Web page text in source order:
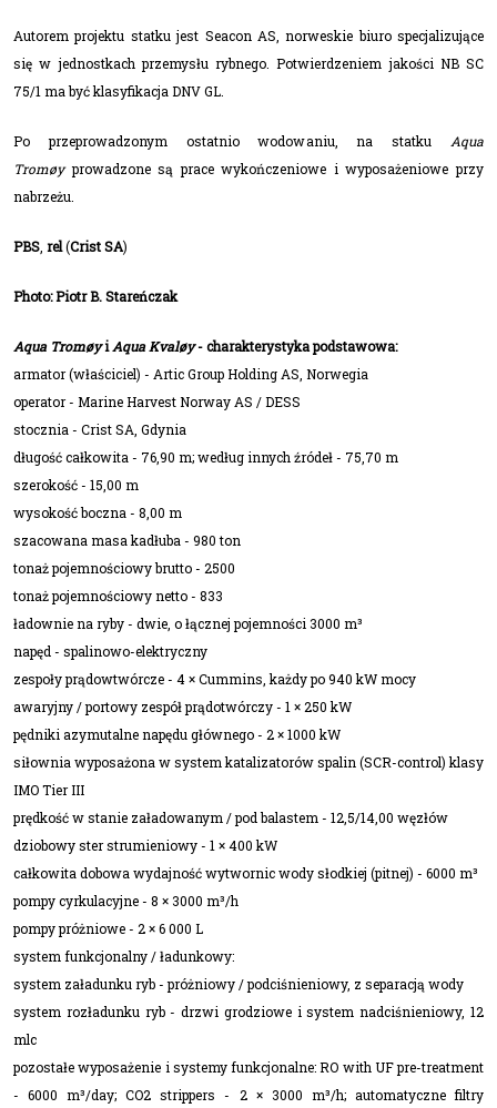
Autorem projektu statku jest Seacon AS, norweskie biuro specjalizujące
się w jednostkach przemysłu rybnego. Potwierdzeniem jakości NB SC
75/1 ma być klasyfikacja DNV GL.
Po przeprowadzonym ostatnio wodowaniu, na statku Aqua
Tromøyprowadzone są prace wykończeniowe i wyposażeniowe przy
nabrzeżu.
PBS rel(Crist SA)
Photo: Piotr B. Stareńczak
Aqua TromøyiAqua Kvaløy- charakterystyka podstawowa:
armator (właściciel) - Artic Group Holding AS, Norwegia
operator - Marine Harvest Norway AS / DESS
stocznia - Crist SA, Gdynia
długość całkowita - 76,90 m; według innych źródeł - 75,70 m
szerokość - 15,00 m
wysokość boczna - 8,00 m
szacowana masa kadłuba - 980 ton
tonaż pojemnościowy brutto - 2500
tonaż pojemnościowy netto - 833
ładownie na ryby - dwie, o łącznej pojemności 3000 m³
napęd - spalinowo-elektryczny
zespoły prądowtwórcze - 4 × Cummins, każdy po 940 kW mocy
awaryjny / portowy zespół prądotwórczy - 1 × 250 kW
pędniki azymutalne napędu głównego - 2 × 1000 kW
siłownia wyposażona w system katalizatorów spalin (SCR-control) klasy
IMO Tier III
prędkość w stanie załadowanym / pod balastem - 12,5/14,00 węzłów
dziobowy ster strumieniowy - 1 × 400 kW
całkowita dobowa wydajność wytwornic wody słodkiej (pitnej) - 6000 m³
pompy cyrkulacyjne - 8 × 3000 m³/h
pompy próżniowe - 2 × 6 000 L
system funkcjonalny / ładunkowy:
system załadunku ryb - próżniowy / podciśnieniowy, z separacją wody
system rozładunku ryb - drzwi grodziowe i system nadciśnieniowy, 12
mlc
pozostałe wyposażenie i systemy funkcjonalne: RO with UF pre-treatment
- 6000 m³/day; CO2 strippers - 2 × 3000 m³/h; automatyczne filtry